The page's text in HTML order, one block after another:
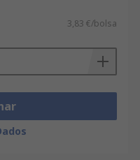
3,83 €/bolsa